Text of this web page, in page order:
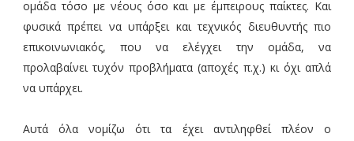
ομάδα τόσο με νέους όσο και με έμπειρους παίκτες. Και
φυσικά πρέπει να υπάρξει και τεχνικός διευθυντής πιο
επικοινωνιακός, που να ελέγχει την ομάδα, να
προλαβαίνει τυχόν προβλήματα (αποχές π.χ.) κι όχι απλά
να υπάρχει.
Αυτά όλα νομίζω ότι τα έχει αντιληφθεί πλέον ο